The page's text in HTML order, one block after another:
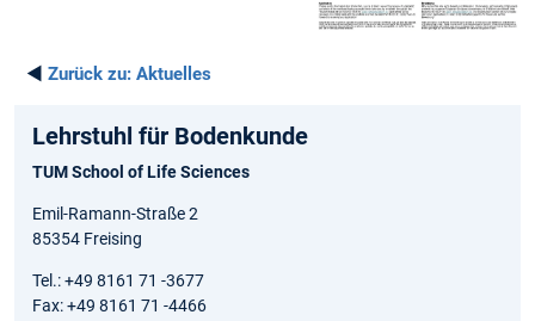
◄ Zurück zu: Aktuelles
Lehrstuhl für Bodenkunde
TUM School of Life Sciences
Emil-Ramann-Straße 2
85354 Freising
Tel.: +49 8161 71 -3677
Fax: +49 8161 71 -4466